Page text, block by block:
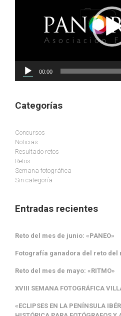
00:00
Categorías
Concursos
Noticias
Resultado retos
Retos
Semana fotográfica
Sin categoría
Entradas recientes
Reto del mes de junio: «PANEO»
Fotografía ganadora del reto del
Reto del mes de mayo: «RITMO»
XVIII SEMANA FOTOGRÁFICA
«ECLIPSES EN LA PENÍNSULA